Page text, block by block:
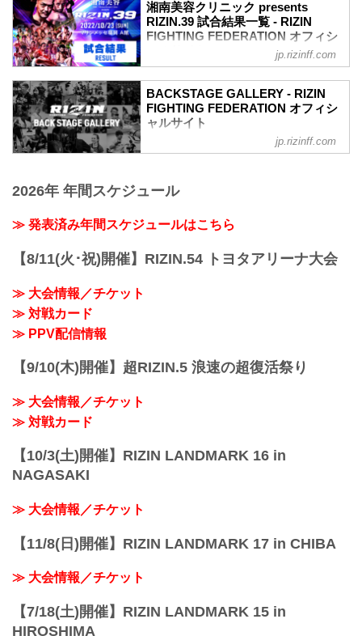
湘南美容クリニック presents
RIZIN.39 試合結果一覧 - RIZIN
FIGHTING FEDERATION オフィシ
久絢太郎 vs. クレベル・コイケ
RIZIN MMAルール：5分 3R（66.0kg）
（LOSE）牛久絢太郎 vs. クレベル・コイ
2R 1分29秒 SUB（タップアウト：三角絞
第11試合 ／スダリオ剛 vs. ヤノス・チュ
RIZIN MMAルール：5分 3R（120.0kg）
カス（LOSE）
jp.rizinff.com
BACKSTAGE GALLERY - RIZIN
FIGHTING FEDERATION オフィシ
ャルサイト
BACKSTAGE GALLERY の記事一覧 - 格
イジン ファイティング フェデレーショ
いきます。
jp.rizinff.com
2026年 年間スケジュール
≫ 発表済み年間スケジュールはこちら
【8/11(火･祝)開催】RIZIN.54 トヨタアリーナ大会
≫ 大会情報／チケット
≫ 対戦カード
≫ PPV配信情報
【9/10(木)開催】超RIZIN.5 浪速の超復活祭り
≫ 大会情報／チケット
≫ 対戦カード
【10/3(土)開催】RIZIN LANDMARK 16 in
NAGASAKI
≫ 大会情報／チケット
【11/8(日)開催】RIZIN LANDMARK 17 in CHIBA
≫ 大会情報／チケット
【7/18(土)開催】RIZIN LANDMARK 15 in
HIROSHIMA